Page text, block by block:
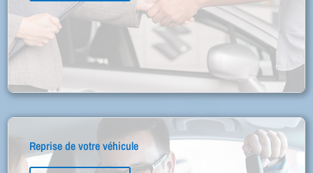
Reprise de votre véhicule